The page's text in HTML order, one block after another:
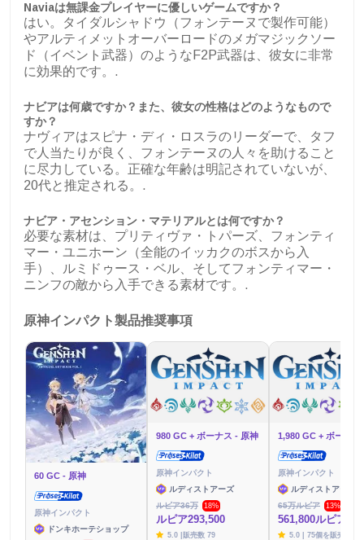
Naviaは無課金プレイヤーに優しいゲームですか？
はい。タイダルシャドウ（フォンテーヌで製作可能）
やアルティメットオーバーロードのメガマジックソー
ド（イベント武器）のようなF2P武器は、彼女に非常
に効果的です。.
ナビアは何歳ですか？また、彼女の性格はどのようなもので
すか？
ナヴィアはスピナ・ディ・ロスラのリーダーで、タフ
で人当たりが良く、フォンテーヌの人々を助けること
に尽力している。正確な年齢は明記されていないが、
20代と推定される。.
ナビア・アセンション・マテリアルとは何ですか？
必要な素材は、プリティヴァ・トパーズ、フォンティ
マー・ユニホーン（全能のイッカクのボスから入
手）、ルミドゥース・ベル、そしてフォンティマー・
ニンフの敵から入手できる素材です。.
原神インパクト製品推奨事項
60 GC - 原神
原神インパクト
ドンキホーテショップ
980 GC + ボーナス - 原神
原神インパクト
ルディストアーズ
ルピア36万
18%
ルピア293,500
5.0 |販売数 79
原神インパクト
ルディストアーズ
65万ルピア
13%
561,800ルピア
5.0 | 75個を販売